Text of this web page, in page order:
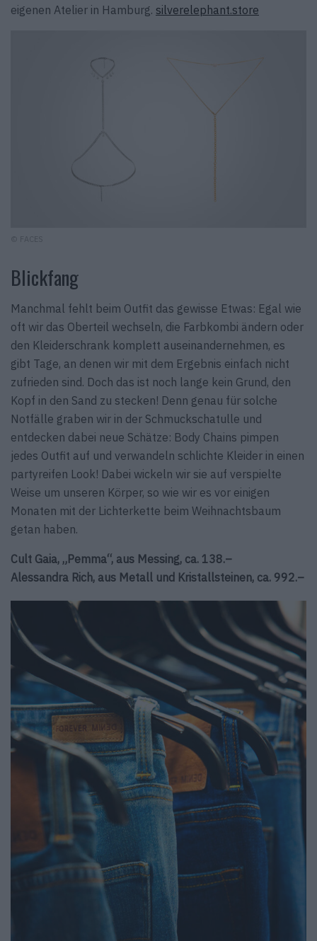
eigenen Atelier in Hamburg. silverelephant.store
© FACES
Blickfang
Manchmal fehlt beim Outfit das gewisse Etwas: Egal wie
oft wir das Ober­teil wechseln, die Farbkombi ändern oder
den Kleiderschrank komplett auseinandernehmen, es
gibt Tage, an denen wir mit dem Ergebnis einfach nicht
zufrieden sind. Doch das ist noch lange kein Grund, den
Kopf in den Sand zu stecken! Denn genau für solche
Notfälle graben wir in der Schmuckschatulle und
entdecken dabei neue Schätze: Body Chains pimpen
jedes Outfit auf und verwandeln schlichte Kleider in einen
party­reifen Look! Dabei wickeln wir sie auf verspielte
Weise um unseren Körper, so wie wir es vor einigen
Monaten mit der Lichterkette beim Weihnachtsbaum
getan haben.
Cult Gaia, „Pemma“, aus Messing, ca. 138.–
Alessandra Rich, aus Metall und Kristallsteinen, ca. 992.–